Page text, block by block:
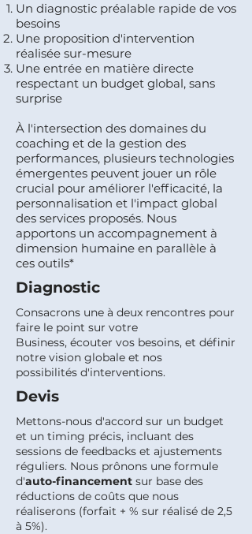
Un diagnostic préalable rapide de vos
besoins
Une proposition d'intervention
réalisée sur-mesure
Une entrée en matière directe
respectant un budget global, sans
surprise
À l'intersection des domaines du
coaching et de la gestion des
performances, plusieurs technologies
émergentes peuvent jouer un rôle
crucial pour améliorer l'efficacité, la
personnalisation et l'impact global
des services proposés. Nous
apportons un accompagnement à
dimension humaine en parallèle à
ces outils*
Diagnostic
Consacrons une à deux rencontres pour
faire le point sur votre
Business, écouter vos besoins, et définir
notre vision globale et nos
possibilités d'interventions.
Devis
Mettons-nous d'accord sur un budget
et un timing précis, incluant des
sessions de feedbacks et ajustements
réguliers. Nous prônons une formule
d'auto-financement sur base des
réductions de coûts que nous
réaliserons (forfait + % sur réalisé de 2,5
à 5%).